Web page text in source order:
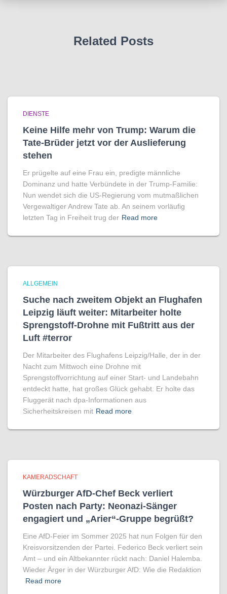
Related Posts
DIENSTE
Keine Hilfe mehr von Trump: Warum die
Tate-Brüder jetzt vor der Auslieferung
stehen
Er prügelte auf eine Frau ein, predigte männliche
Dominanz und hatte Verbündete in der Trump-Familie:
Nun wendet sich die US-Regierung vom mutmaßlichen
Vergewaltiger Andrew Tate ab. An seinem vorläufig
letzten Tag in Freiheit trug der Read more
ALLGEMEIN
Suche nach zweitem Objekt an Flughafen
Leipzig läuft weiter: Mitarbeiter holte
Sprengstoff-Drohne mit Fußtritt aus der
Luft #terror
Der Mitarbeiter des Flughafens Leipzig/Halle, der in der
Nacht zum Mittwoch eine Drohne mit
Sprengstoffvorrichtung auf einer Start- und Landebahn
entdeckt hatte, hat großes Glück gehabt. Er holte das
Fluggerät nach dpa-Informationen aus
Sicherheitskreisen mit Read more
KAMERADSCHAFT
Würzburger AfD-Chef Beck verliert
Posten nach Party: Neonazi-Sänger
engagiert und „Arier“-Gruppe begrüßt?
Eine AfD-Feier im Sommer 2025 hat nun Folgen für den
Kreisvorsitzenden der Partei. Federico Beck verliert sein
Amt – und ein Altbekannter rückt nach: Daniel Halemba.
Wieder Ärger in der Würzburger AfD: Wie die Redaktion
Read more